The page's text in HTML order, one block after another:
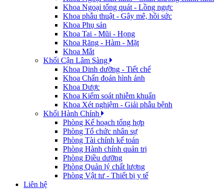
Khoa Ngoại tổng quát - Lồng ngực
Khoa phẫu thuật - Gây mê, hồi sức
Khoa Phụ sản
Khoa Tai - Mũi - Họng
Khoa Răng - Hàm - Mặt
Khoa Mắt
Khối Cận Lâm Sàng
Khoa Dinh dưỡng - Tiết chế
Khoa Chẩn đoán hình ảnh
Khoa Dược
Khoa Kiểm soát nhiễm khuẩn
Khoa Xét nghiệm - Giải phẫu bệnh
Khối Hành Chính
Phòng Kế hoạch tổng hợp
Phòng Tổ chức nhân sự
Phòng Tài chính kế toán
Phòng Hành chính quản trị
Phòng Điều dưỡng
Phòng Quản lý chất lượng
Phòng Vật tư - Thiết bị y tế
Liên hệ